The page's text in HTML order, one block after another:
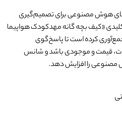
هوش مصنوعی برای تصمیم‌گیری
«کیف بچه گانه مهدکودک هواپیما
جمع‌آوری کرده است تا پاسخ‌گوی
قیمت و موجودی باشد و شانس
را افزایش دهد.